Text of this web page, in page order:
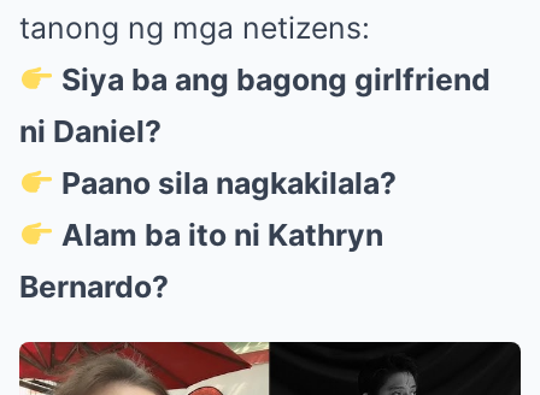
tanong ng mga netizens:
Siya ba ang bagong girlfriend
ni Daniel?
Paano sila nagkakilala?
Alam ba ito ni Kathryn
Bernardo?